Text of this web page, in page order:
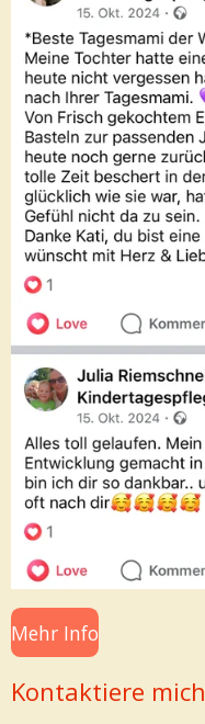
Mehr Info
Kontaktiere mich